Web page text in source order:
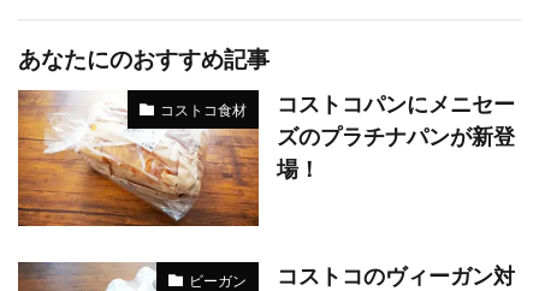
あなたにのおすすめ記事
コストコ食材
コストコパンにメニセー
ズのプラチナパンが新登
場！
ビーガン
コストコのヴィーガン対